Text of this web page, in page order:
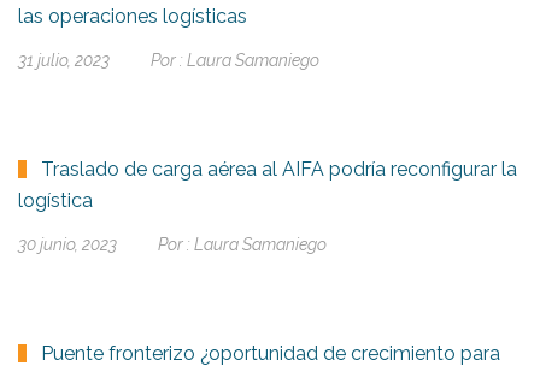
las operaciones logísticas
31 julio, 2023 Por : Laura Samaniego
Traslado de carga aérea al AIFA podría reconfigurar la
logística
30 junio, 2023 Por : Laura Samaniego
Puente fronterizo ¿oportunidad de crecimiento para